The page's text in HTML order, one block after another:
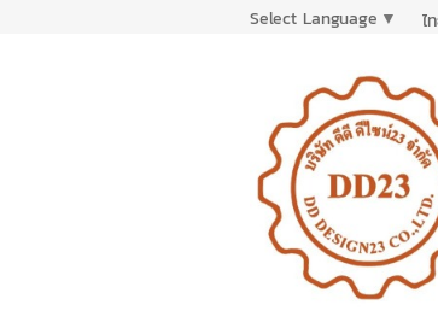
Select Language ▼ ไ